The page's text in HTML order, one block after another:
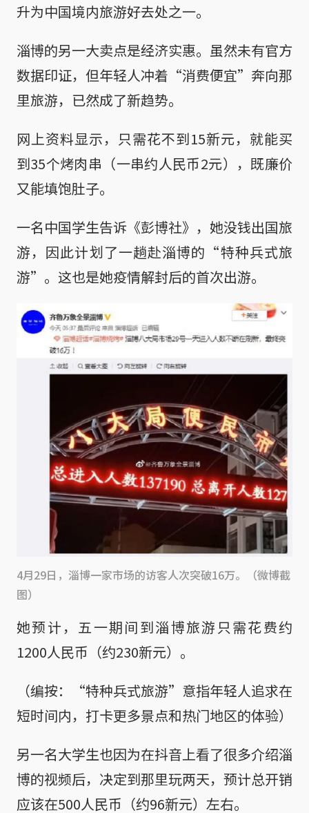
升为中国境内旅游好去处之一。
淄博的另一大卖点是经济实惠。虽然未有官方
数据印证，但年轻人冲着“消费便宜”奔向那
里旅游，已然成了新趋势。
网上资料显示，只需花不到15新元，就能买
到35个烤肉串（一串约人民币2元），既廉价
又能填饱肚子。
一名中国学生告诉《彭博社》，她没钱出国旅
游，因此计划了一趟赴淄博的“特种兵式旅
游”。这也是她疫情解封后的首次出游。
4月29日，淄博一家市场的访客人次突破16万。（微博截
图）
她预计，五一期间到淄博旅游只需花费约
1200人民币（约230新元）。
（编按：“特种兵式旅游”意指年轻人追求在
短时间内，打卡更多景点和热门地区的体验）
另一名大学生也因为在抖音上看了很多介绍淄
博的视频后，决定到那里玩两天，预计总开销
应该在500人民币（约96新元）左右。